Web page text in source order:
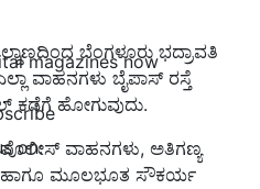
magazines now
on:
ಬೆಂಗಳೂರು ಭದ್ರಾವತಿ
ವಾಹನಗಳು ಬೈಪಾಸ್ ರಸ್ತೆ
ಕಡೆಗೆ ಹೋಗುವುದು.
ವಾಹನಗಳು, ಅತಿಗಣ್ಯ
ಹಾಗೂ ಮೂಲಭೂತ ಸೌಕರ್ಯ